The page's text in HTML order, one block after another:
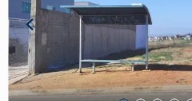
constante de comércio e
perspectiva de ganho patrimonial
proximidade de escolas,
transportes, serviços e lazer
Construa o imóvel dos seus
segurança e excelente